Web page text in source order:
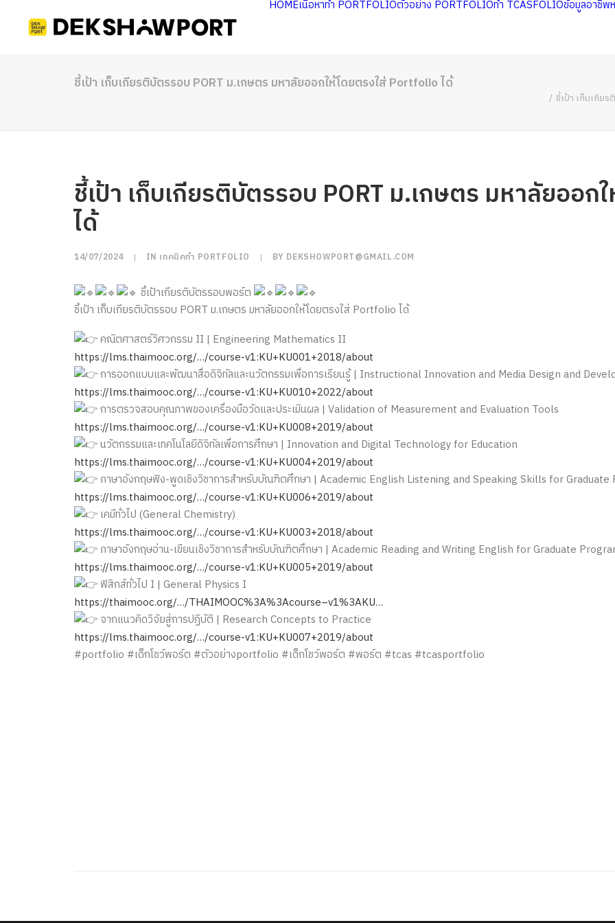
HOMEเนื้อหาทำ PORTFOLIOตัวอย่าง PORTFOLIOทำ TCASFOLIOข้อมูลอาชีพ
ชี้เป้า เก็บเกียรติบัตรรอบ PORT ม.เกษตร มหาลัยออกให้โดยตรงใส่ Portfolio ได้
ชี้เป้า เก็บเกีย
ชี้เป้า เก็บเกียรติบัตรรอบ PORT ม.เกษตร มหาลัยออก
ได้
14/07/2024 | IN เทคนิคทำ PORTFOLIO | BY DEKSHOWPORT@GMAIL.COM
ชี้เป้าเกียรติบัตรรอบพอร์ต
ชี้เป้า เก็บเกียรติบัตรรอบ PORT ม.เกษตร มหาลัยออกให้โดยตรงใส่ Portfolio ได้
คณิตศาสตร์วิศวกรรม II | Engineering Mathematics II
https://lms.thaimooc.org/…/course-v1:KU+KU001+2018/about
การออกแบบและพัฒนาสื่อดิจิทัลและนวัตกรรมเพื่อการเรียนรู้ | Instructional Innovation and Media Design and
https://lms.thaimooc.org/…/course-v1:KU+KU010+2022/about
การตรวจสอบคุณภาพของเครื่องมือวัดและประเมินผล | Validation of Measurement and Evaluation Tools
https://lms.thaimooc.org/…/course-v1:KU+KU008+2019/about
นวัตกรรมและเทคโนโลยีดิจิทัลเพื่อการศึกษา | Innovation and Digital Technology for Education
https://lms.thaimooc.org/…/course-v1:KU+KU004+2019/about
ภาษาอังกฤษฟัง-พูดเชิงวิชาการสำหรับบัณฑิตศึกษา | Academic English Listening and Speaking Skills for Graduate
https://lms.thaimooc.org/…/course-v1:KU+KU006+2019/about
เคมีทั่วไป (General Chemistry)
https://lms.thaimooc.org/…/course-v1:KU+KU003+2018/about
ภาษาอังกฤษอ่าน-เขียนเชิงวิชาการสำหรับบัณฑิตศึกษา | Academic Reading and Writing English for Graduate
https://lms.thaimooc.org/…/course-v1:KU+KU005+2019/about
ฟิสิกส์ทั่วไป I | General Physics I
https://thaimooc.org/…/THAIMOOC%3A%3Acourse–v1%3AKU…
จากแนวคิดวิจัยสู่การปฏิบัติ | Research Concepts to Practice
https://lms.thaimooc.org/…/course-v1:KU+KU007+2019/about
#portfolio #เด็กโชว์พอร์ต #ตัวอย่างportfolio #เด็กโชว์พอร์ต #พอร์ต #tcas #tcasportfolio